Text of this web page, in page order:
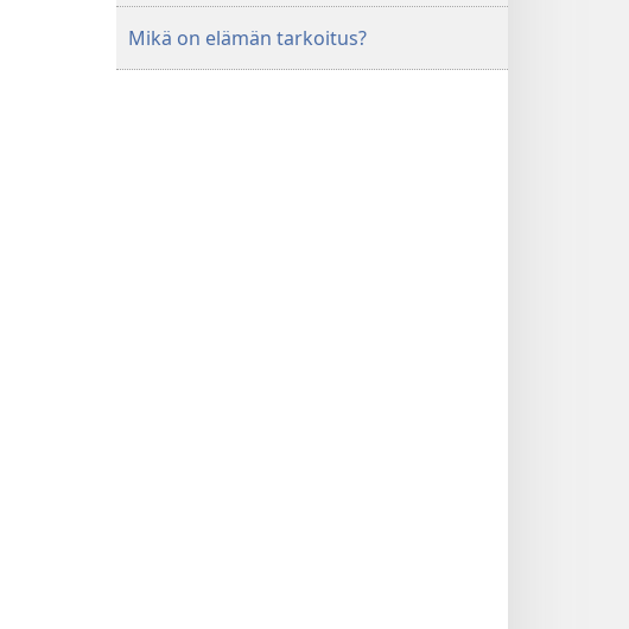
Mikä on elämän tarkoitus?